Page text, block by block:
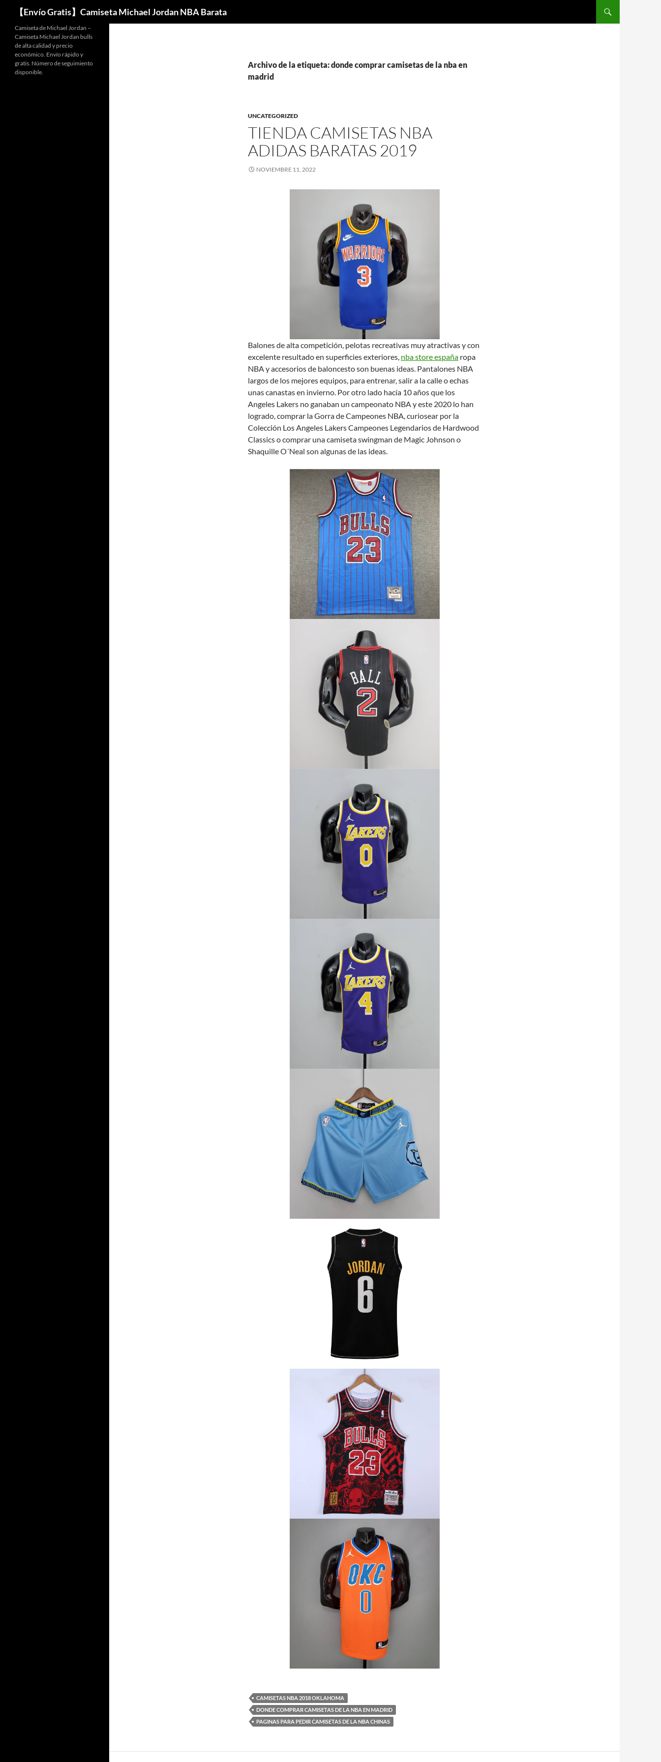
【Envío Gratis】Camiseta Michael Jordan NBA Barata
Buscar
Archivo de la etiqueta: donde comprar camisetas de la nba en
madrid
UNCATEGORIZED
TIENDA CAMISETAS NBA
ADIDAS BARATAS 2019
NOVIEMBRE 11, 2022
Balones de alta competición, pelotas recreativas muy atractivas y con
excelente resultado en superficies exteriores, nba store españa ropa
NBA y accesorios de baloncesto son buenas ideas. Pantalones NBA
largos de los mejores equipos, para entrenar, salir a la calle o echas
unas canastas en invierno. Por otro lado hacía 10 años que los
Angeles Lakers no ganaban un campeonato NBA y este 2020 lo han
logrado, comprar la Gorra de Campeones NBA, curiosear por la
Colección Los Angeles Lakers Campeones Legendarios de Hardwood
Classics o comprar una camiseta swingman de Magic Johnson o
Shaquille O´Neal son algunas de las ideas.
CAMISETAS NBA 2018 OKLAHOMA
DONDE COMPRAR CAMISETAS DE LA NBA EN MADRID
PAGINAS PARA PEDIR CAMISETAS DE LA NBA CHINAS
Camiseta de Michael Jordan –
Camiseta Michael Jordan bulls
de alta calidad y precio
económico. Envío rápido y
gratis. Número de seguimiento
disponible.